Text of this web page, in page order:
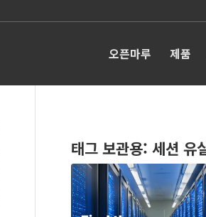
오픈마루 제품
태그 보관용: 세션 유